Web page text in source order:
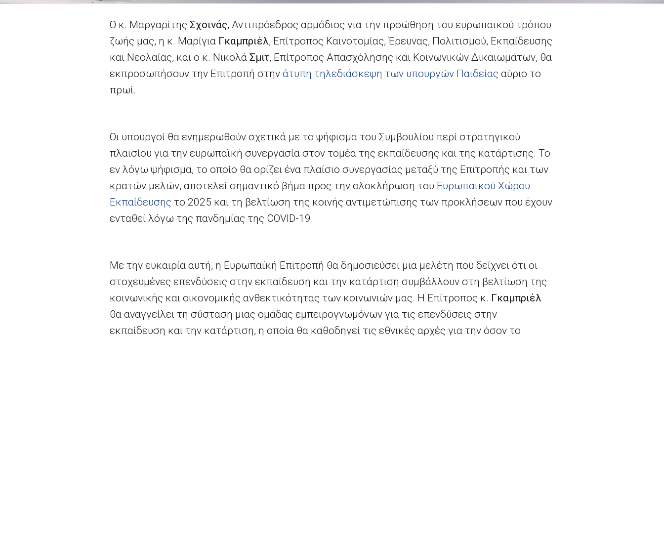
Ο κ. Μαργαρίτης Σχοινάς, Αντιπρόεδρος αρμόδιος για την προώθηση του ευρωπαϊκού τρόπου
ζωής μας, η κ. Μαρίγια Γκαμπριέλ, Επίτροπος Καινοτομίας, Έρευνας, Πολιτισμού, Εκπαίδευσης
και Νεολαίας, και ο κ. Νικολά Σμιτ, Επίτροπος Απασχόλησης και Κοινωνικών Δικαιωμάτων, θα
εκπροσωπήσουν την Επιτροπή στην άτυπη τηλεδιάσκεψη των υπουργών Παιδείας αύριο το
πρωί.
Οι υπουργοί θα ενημερωθούν σχετικά με το ψήφισμα του Συμβουλίου περί στρατηγικού
πλαισίου για την ευρωπαϊκή συνεργασία στον τομέα της εκπαίδευσης και της κατάρτισης. Το
εν λόγω ψήφισμα, το οποίο θα ορίζει ένα πλαίσιο συνεργασίας μεταξύ της Επιτροπής και των
κρατών μελών, αποτελεί σημαντικό βήμα προς την ολοκλήρωση του Ευρωπαϊκού Χώρου
Εκπαίδευσης το 2025 και τη βελτίωση της κοινής αντιμετώπισης των προκλήσεων που έχουν
ενταθεί λόγω της πανδημίας της COVID-19.
Με την ευκαιρία αυτή, η Ευρωπαϊκή Επιτροπή θα δημοσιεύσει μια μελέτη που δείχνει ότι οι
στοχευμένες επενδύσεις στην εκπαίδευση και την κατάρτιση συμβάλλουν στη βελτίωση της
κοινωνικής και οικονομικής ανθεκτικότητας των κοινωνιών μας. Η Επίτροπος κ. Γκαμπριέλ
θα αναγγείλει τη σύσταση μιας ομάδας εμπειρογνωμόνων για τις επενδύσεις στην
εκπαίδευση και την κατάρτιση, η οποία θα καθοδηγεί τις εθνικές αρχές για την όσον το